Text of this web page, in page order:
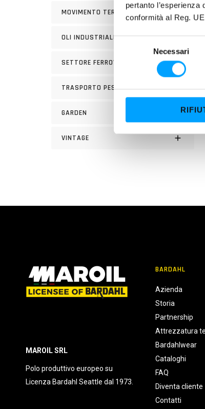
pertanto
conformità al Reg.
S
z
Necessari
MOVIMENTO TERRA
OLI INDUSTRIALI
SETTORE FERROVIARIO
TRASPORTO PESANTE
GARDEN
VINTAGE
MAROIL SRL
Polo produttivo europeo su
Licenza Bardahl Seattle dal 1973.
BARDAHL
Azienda
Storia
Partnership
Attrezzatura
Bardahlwear
Cataloghi
FAQ
Diventa cliente
Contatti